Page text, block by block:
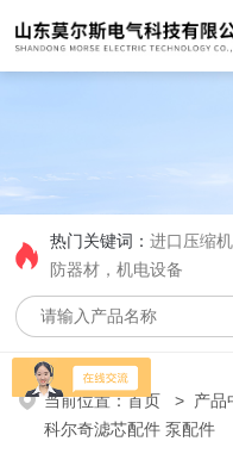
热门关键词：进口压缩
防器材，机电设备
当前位置：首页 > 产品
科尔奇滤芯配件 泵配件